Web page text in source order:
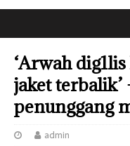
‘Arwah
jaket terbalik’
penunggang
admin